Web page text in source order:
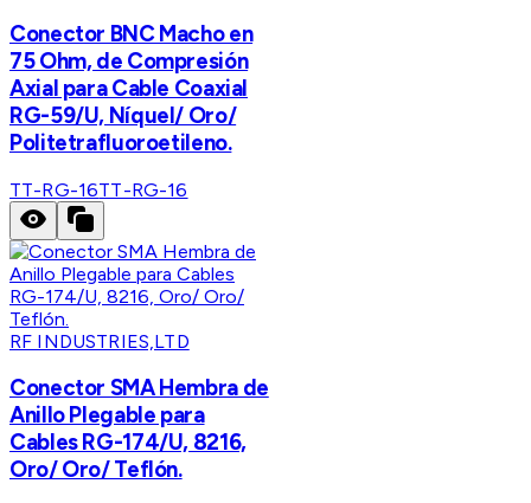
Conector BNC Macho en
75 Ohm, de Compresión
Axial para Cable Coaxial
RG-59/U, Níquel/ Oro/
Politetrafluoroetileno.
TT-RG-16TT-RG-16
RF INDUSTRIES,LTD
Conector SMA Hembra de
Anillo Plegable para
Cables RG-174/U, 8216,
Oro/ Oro/ Teflón.